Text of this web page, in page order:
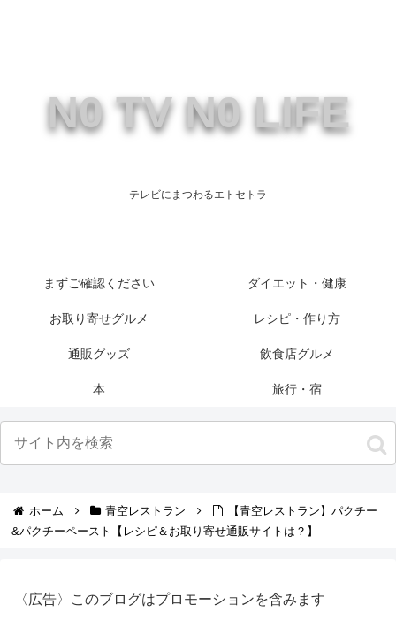
N0 TV N0 LIFE
テレビにまつわるエトセトラ
まずご確認ください ダイエット・健康
お取り寄せグルメ レシピ・作り方
通販グッズ 飲食店グルメ
本 旅行・宿
ホーム 青空レストラン
【青空レストラン】パクチー
&パクチーペースト【レシピ＆お取り寄せ通販サイトは？】
〈広告〉このブログはプロモーションを含みます